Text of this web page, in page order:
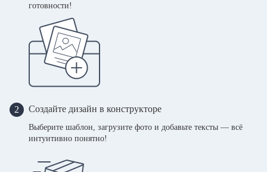
готовности!
2 Создайте дизайн в конструкторе
Выберите шаблон, загрузите фото и добавьте тексты — всё
интуитивно понятно!